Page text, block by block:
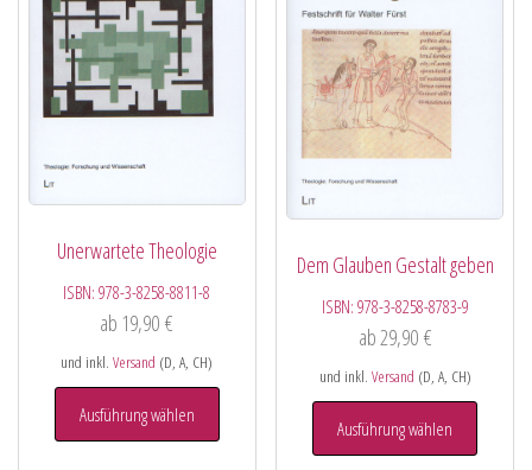
Unerwartete Theologie
ISBN:978-3-8258-8811-8
ab 19,90€
und inkl.Versand (D, A, CH)
Ausführung wählen
Dem Glauben Gestalt geben
ISBN: 978-3-8258-8783-9
ab29,90 €
und inkl. Versand (D, A, CH)
Ausführung wählen